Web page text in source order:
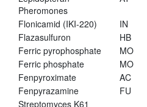
Pheromones
Flonicamid (IKI-220) IN
Flazasulfuron
HB
Ferric pyrophosphate
MO
Ferric phosphate
MO
Fenpyroximate
AC
Fenpyrazamine
FU
Streptomyces K61